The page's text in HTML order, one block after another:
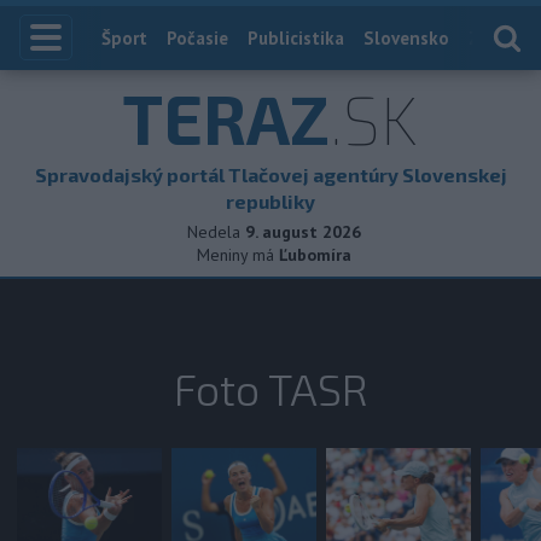
Index
Šport Počasie Publicistika Slovensko
TERAZ.SK
Spravodajský portál Tlačovej agentúry Slovenskej
republiky
Nedela 9. august 2026
Meniny má Ľubomíra
Foto TASR